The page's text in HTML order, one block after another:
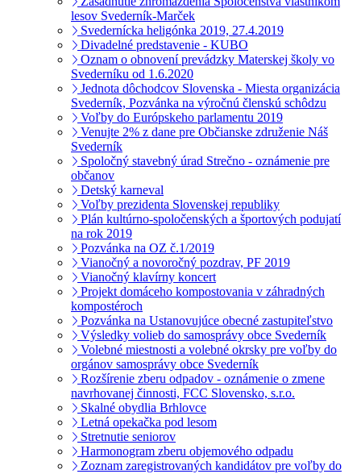
lesov Svederník-Marček
Svedernícka heligónka 2019, 27.4.2019
Divadelné predstavenie - KUBO
Oznam o obnovení prevádzky Materskej školy vo
Svederníku od 1.6.2020
Jednota dôchodcov Slovenska - Miesta organizácia
Svederník, Pozvánka na výročnú členskú schôdzu
Voľby do Európskeho parlamentu 2019
Venujte 2% z dane pre Občianske združenie Náš
Svederník
Spoločný stavebný úrad Strečno - oznámenie pre
občanov
Detský karneval
Voľby prezidenta Slovenskej republiky
Plán kultúrno-spoločenských a športových podujatí
na rok 2019
Pozvánka na OZ č.1/2019
Vianočný a novoročný pozdrav, PF 2019
Vianočný klavírny koncert
Projekt domáceho kompostovania v záhradných
kompostéroch
Pozvánka na Ustanovujúce obecné zastupiteľstvo
Výsledky volieb do samosprávy obce Svederník
Volebné miestnosti a volebné okrsky pre voľby do
orgánov samosprávy obce Svederník
Rozšírenie zberu odpadov - oznámenie o zmene
navrhovanej činnosti, FCC Slovensko, s.r.o.
Skalné obydlia Brhlovce
Letná opekačka pod lesom
Stretnutie seniorov
Harmonogram zberu objemového odpadu
Zoznam zaregistrovaných kandidátov pre voľby do